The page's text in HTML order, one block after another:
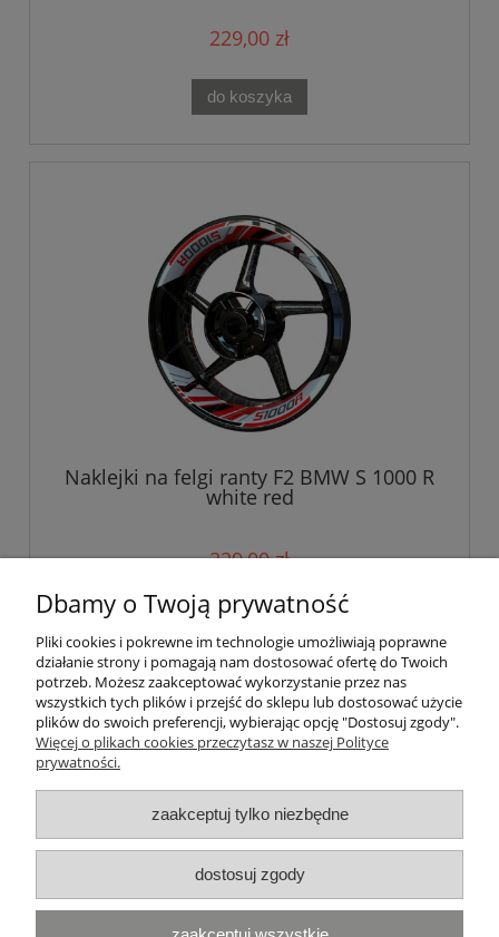
229,00 zł
do koszyka
Naklejki na felgi ranty F2 BMW S 1000 R
white red
229,00 zł
do koszyka
Pomoc
Płatności i dostawa
Informacje
Dbamy o Twoją prywatność
Pliki cookies i pokrewne im technologie umożliwiają poprawne
działanie strony i pomagają nam dostosować ofertę do Twoich
potrzeb. Możesz zaakceptować wykorzystanie przez nas
wszystkich tych plików i przejść do sklepu lub dostosować użycie
plików do swoich preferencji, wybierając opcję "Dostosuj zgody".
Więcej o plikach cookies przeczytasz w naszej Polityce
prywatności.
zaakceptuj tylko niezbędne
dostosuj zgody